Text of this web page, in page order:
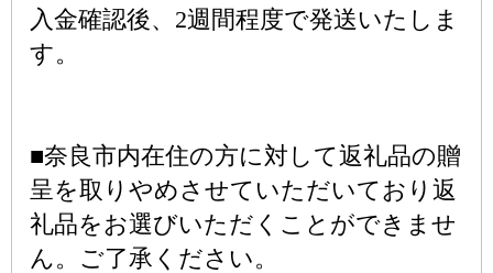
入金確認後、2週間程度で発送いたしま
す。
■奈良市内在住の方に対して返礼品の贈
呈を取りやめさせていただいており返
礼品をお選びいただくことができませ
ん。ご了承ください。